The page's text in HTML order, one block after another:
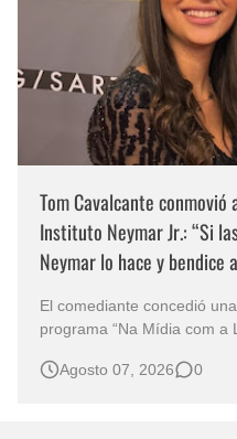
Tom Cavalcante
Instituto Neymar Jr.: “Si
Neymar lo hace y bendice
El comediante concedió
programa “Na Mídia com a
eventos benéficos más importantes
Agosto 07, 2026 0